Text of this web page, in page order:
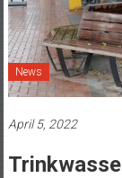
News
April 5, 2022